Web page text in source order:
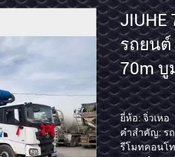
JIUHE
บูม
ใหญ่
คอนกรีต
ปั๊ม
ยี่ห้อ: จิ่วเหอ
คำสำคัญ: รถปั๊มคอนกรีต
รีโมทคอนโทรลไร้สาย: เอชบี
รถบรร
ทํางาน
บรรทุ
รุ่น: 45 ม
ชื่อ: รถยกกร
จัดอันดับโห